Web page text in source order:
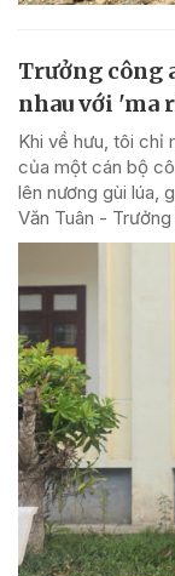
Trưởng công
nhau với 'ma
Khi về hưu, tôi chỉ
của một cán bộ
lên nương gùi lúa,
Văn Tuân -